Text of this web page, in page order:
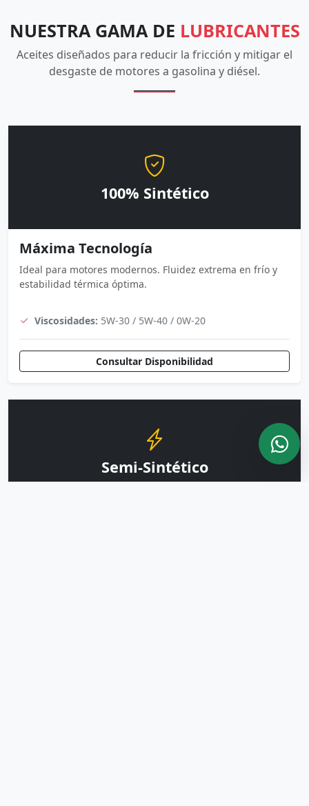
NUESTRA GAMA DE LUBRICANTES
Aceites diseñados para reducir la fricción y mitigar el
desgaste de motores a gasolina y diésel.
100% Sintético
Máxima Tecnología
Ideal para motores modernos. Fluidez extrema en frío y
estabilidad térmica óptima.
Viscosidades: 5W-30 / 5W-40 / 0W-20
Consultar Disponibilidad
Semi-Sintético